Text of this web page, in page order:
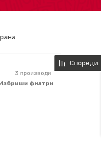
3 производи
филтри
Спореди